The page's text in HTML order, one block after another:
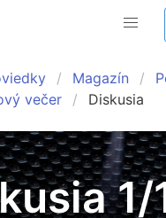
Magazín
večer
Diskusia
1/